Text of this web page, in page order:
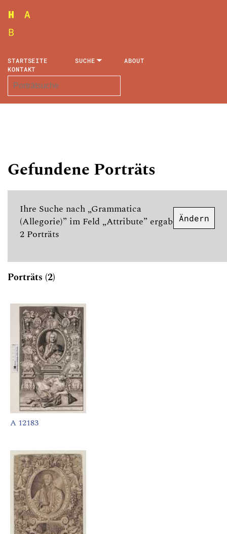
STARTSEITE SUCHE
ABOUT
KONTAKT
Gefundene Porträts
Ihre Suche nach „Grammatica
(Allegorie)” im Feld „Attribute” ergab
2 Porträts
Ändern
Porträts (2)
A 12183